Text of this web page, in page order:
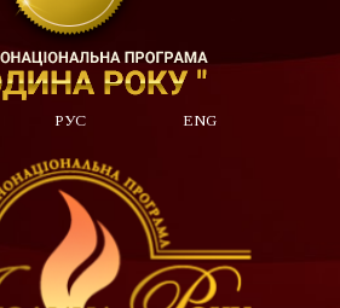
РУС ENG